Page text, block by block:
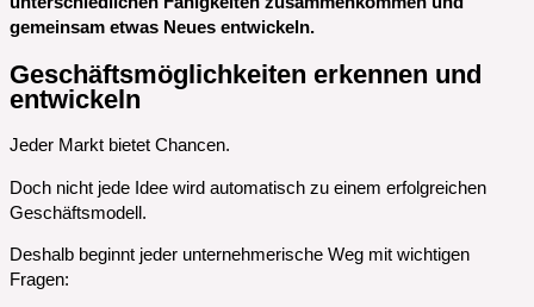
gemeinsam etwas Neues entwickeln.
Geschäftsmöglichkeiten erkennen und
entwickeln
Jeder Markt bietet Chancen.
Doch nicht jede Idee wird automatisch zu einem erfolgreichen
Geschäftsmodell.
Deshalb beginnt jeder unternehmerische Weg mit wichtigen
Fragen: